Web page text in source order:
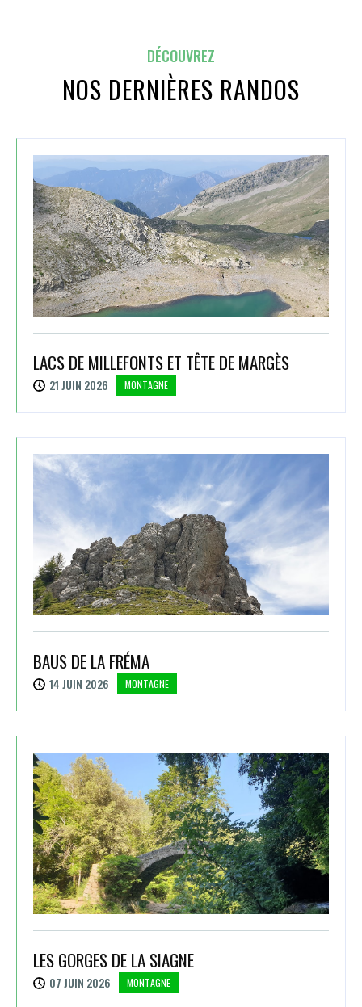
DÉCOUVREZ
NOS DERNIÈRES RANDOS
LACS DE MILLEFONTS ET TÊTE DE MARGÈS
21 JUIN 2026 MONTAGNE
BAUS DE LA FRÉMA
14 JUIN 2026 MONTAGNE
LES GORGES DE LA SIAGNE
07 JUIN 2026 MONTAGNE